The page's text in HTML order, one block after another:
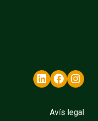
LinkedIn
Avís legal